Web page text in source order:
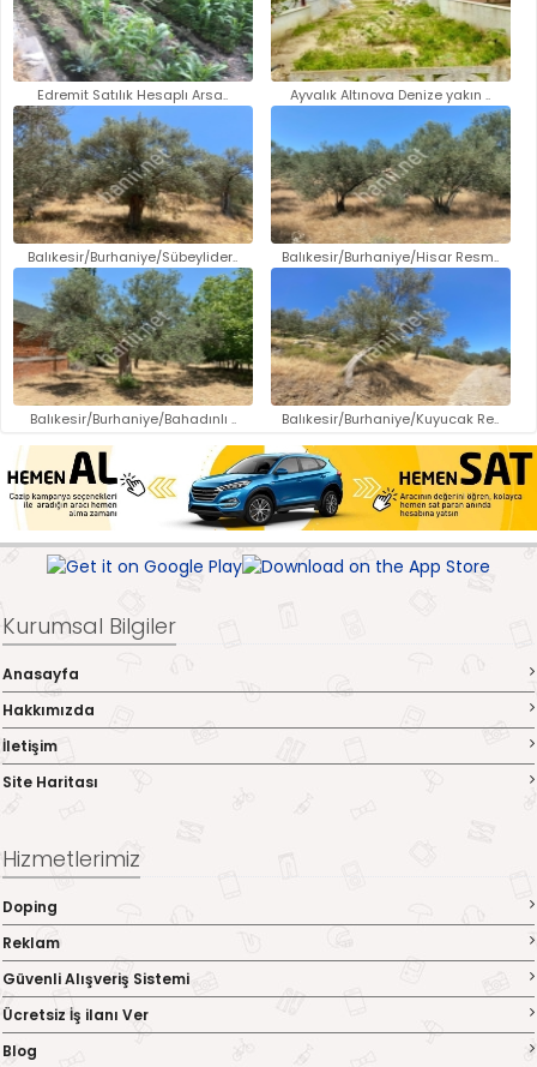
Edremit Satılık Hesaplı Arsa.. Ayvalık Altınova Denize yakın ..
Balıkesir/Burhaniye/Sübeylider.. Balıkesir/Burhaniye/Hisar Resm..
Balıkesir/Burhaniye/Bahadınlı .. Balıkesir/Burhaniye/Kuyucak Re..
Kurumsal Bilgiler
Anasayfa
Hakkımızda
İletişim
Site Haritası
Hizmetlerimiz
Doping
Reklam
Güvenli Alışveriş Sistemi
Ücretsiz İş ilanı Ver
Blog